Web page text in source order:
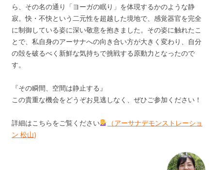
ら、その名の通り「ヨーガの眠り」を体現するかのような静
寂。快・不快という二元性を超越した境地で、感覚器官を完全
に制御している姿に深い敬意を抱きました。その姿に触れたこ
とで、私自身のアーサナへの向き合い方が大きく変わり、自分
の殻を破るべく新鮮な気持ちで挑戦する原動力となったので
す。
『その瞬間、空間は静止する』
この貴重な機会をどうぞお見逃しなく、ぜひご参加ください！
詳細はこちらをご覧ください
（アーサナデモンストレーショ
ン 松山)